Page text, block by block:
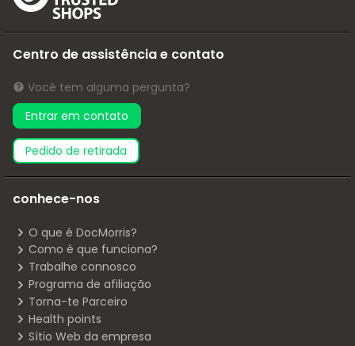
Centro de assistência e contato
Você tem alguma pergunta?
Entrar em contato
pedido de retirada
conhece-nos
O que é DocMorris?
Como é que funciona?
Trabalhe connosco
Programa de afiliação
Torna-te Parceiro
Health points
Sítio Web da empresa